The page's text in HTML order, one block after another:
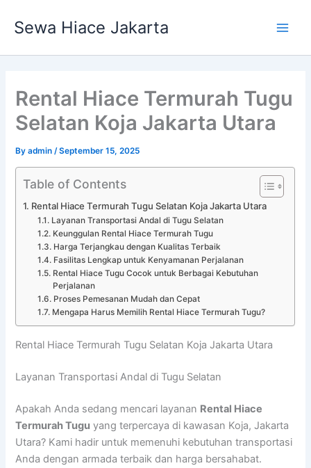
Sewa Hiace Jakarta
Rental Hiace Termurah Tugu
Selatan Koja Jakarta Utara
Byadmin /September 15, 2025
Table of Contents
Rental Hiace Termurah Tugu Selatan Koja Jakarta Utara
Layanan Transportasi Andal di Tugu Selatan
Keunggulan Rental Hiace Termurah Tugu
Harga Terjangkau dengan Kualitas Terbaik
Fasilitas Lengkap untuk Kenyamanan Perjalanan
Rental Hiace Tugu Cocok untuk Berbagai Kebutuhan
Perjalanan
Proses Pemesanan Mudah dan Cepat
Mengapa Harus Memilih Rental Hiace Termurah Tugu?
Rental Hiace Termurah Tugu Selatan Koja Jakarta Utara
Layanan Transportasi Andal di Tugu Selatan
Apakah Anda sedang mencari layanan Rental Hiace
Termurah Tugu yang terpercaya di kawasan Koja, Jakarta
Utara? Kami hadir untuk memenuhi kebutuhan transportasi
Anda dengan armada terbaik dan harga bersahabat.